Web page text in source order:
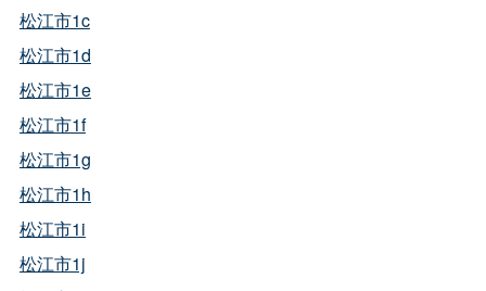
松江市1c
松江市1d
松江市1e
松江市1f
松江市1g
松江市1h
松江市1i
松江市1j